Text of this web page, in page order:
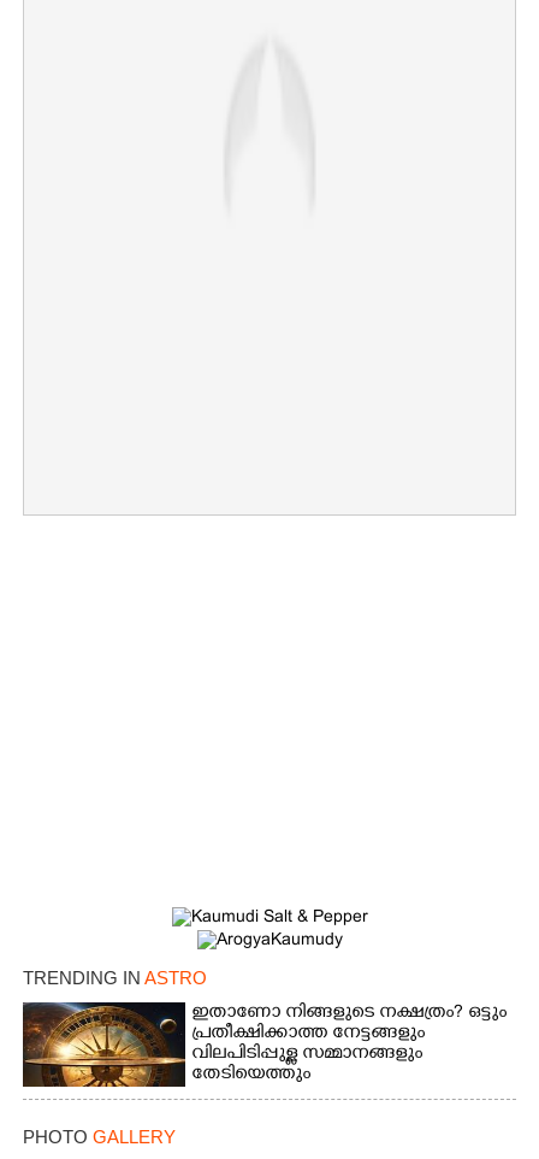
TRENDING IN ASTRO
ഇതാണോ നിങ്ങളുടെ നക്ഷത്രം? ഒട്ടും
പ്രതീക്ഷിക്കാത്ത നേട്ടങ്ങളും
വിലപിടിപ്പുള്ള സമ്മാനങ്ങളും
തേടിയെത്തും
PHOTO GALLERY